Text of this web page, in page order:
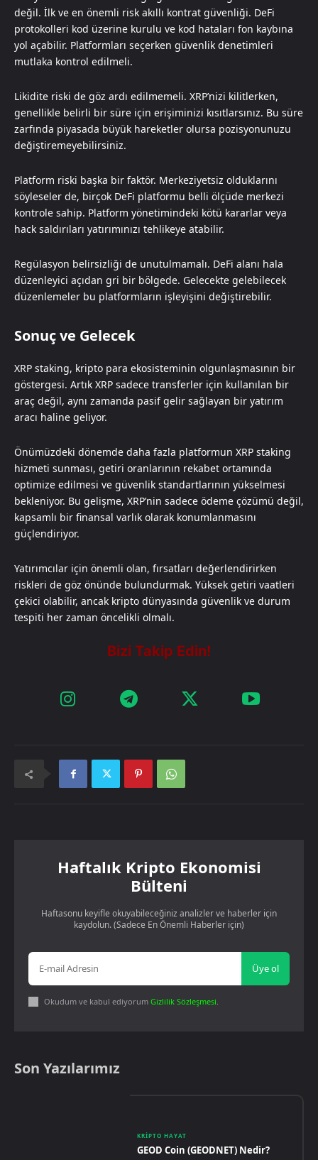
değil. İlk ve en önemli risk akıllı kontrat güvenliği. DeFi
protokolleri kod üzerine kurulu ve kod hataları fon kaybına
yol açabilir. Platformları seçerken güvenlik denetimleri
mutlaka kontrol edilmeli.
Likidite riski de göz ardı edilmemeli. XRP’nizi kilitlerken,
genellikle belirli bir süre için erişiminizi kısıtlarsınız. Bu süre
zarfında piyasada büyük hareketler olursa pozisyonunuzu
değiştiremeyebilirsiniz.
Platform riski başka bir faktör. Merkeziyetsiz olduklarını
söyleseler de, birçok DeFi platformu belli ölçüde merkezi
kontrole sahip. Platform yönetimindeki kötü kararlar veya
hack saldırıları yatırımınızı tehlikeye atabilir.
Regülasyon belirsizliği de unutulmamalı. DeFi alanı hala
düzenleyici açıdan gri bir bölgede. Gelecekte gelebilecek
düzenlemeler bu platformların işleyişini değiştirebilir.
Sonuç ve Gelecek
XRP staking, kripto para ekosisteminin olgunlaşmasının bir
göstergesi. Artık XRP sadece transferler için kullanılan bir
araç değil, aynı zamanda pasif gelir sağlayan bir yatırım
aracı haline geliyor.
Önümüzdeki dönemde daha fazla platformun XRP staking
hizmeti sunması, getiri oranlarının rekabet ortamında
optimize edilmesi ve güvenlik standartlarının yükselmesi
bekleniyor. Bu gelişme, XRP’nin sadece ödeme çözümü değil,
kapsamlı bir finansal varlık olarak konumlanmasını
güçlendiriyor.
Yatırımcılar için önemli olan, fırsatları değerlendirirken
riskleri de göz önünde bulundurmak. Yüksek getiri vaatleri
çekici olabilir, ancak kripto dünyasında güvenlik ve durum
tespiti her zaman öncelikli olmalı.
Haftalık Kripto Ekonomisi
Bülteni
Haftasonu keyifle okuyabileceğiniz analizler ve haberler için
kaydolun. (Sadece En Önemli Haberler için)
Üye ol
Okudum ve kabul ediyorum Gizlilik Sözleşmesi.
Son Yazılarımız
KRIPTO HAYAT
GEOD Coin (GEODNET) Nedir?